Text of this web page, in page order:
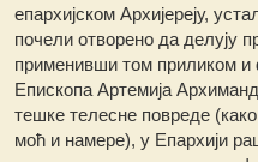
епархијском Архијереју,
почели отворено да делују
применивши том приликом и
Епископа Артемија
тешке телесне повреде
моћ и намере), у Епархији